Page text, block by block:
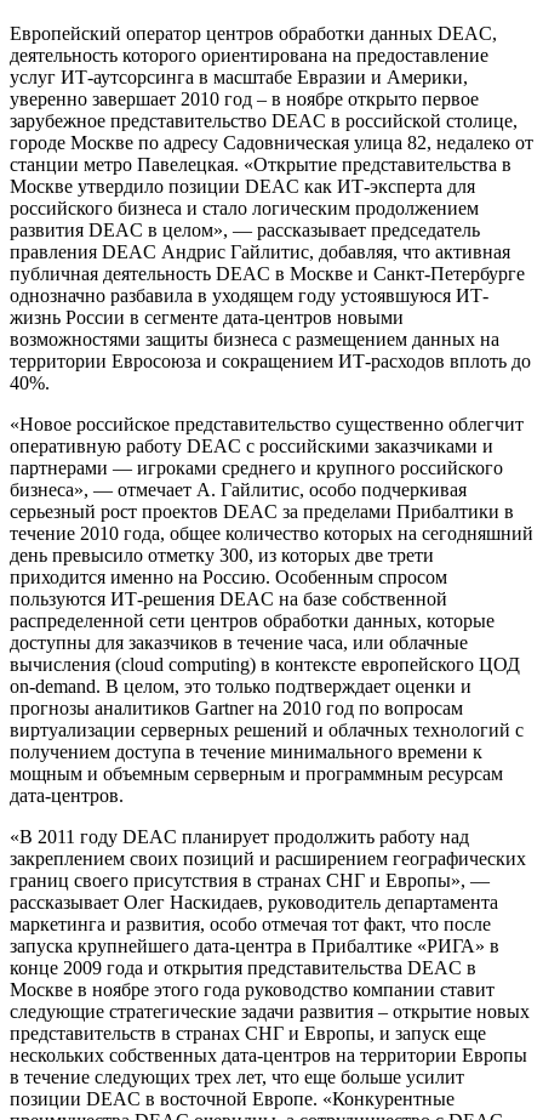
Европейский оператор центров обработки данных DEAC,
деятельность которого ориентирована на предоставление
услуг ИТ-аутсорсинга в масштабе Евразии и Америки,
уверенно завершает 2010 год – в ноябре открыто первое
зарубежное представительство DEAC в российской столице,
городе Москве по адресу Садовническая улица 82, недалеко от
станции метро Павелецкая. «Открытие представительства в
Москве утвердило позиции DEAC как ИТ-эксперта для
российского бизнеса и стало логическим продолжением
развития DEAC в целом», — рассказывает председатель
правления DEAC Андрис Гайлитис, добавляя, что активная
публичная деятельность DEAC в Москве и Санкт-Петербурге
однозначно разбавила в уходящем году устоявшуюся ИТ-
жизнь России в сегменте дата-центров новыми
возможностями защиты бизнеса с размещением данных на
территории Евросоюза и сокращением ИТ-расходов вплоть до
40%.
«Новое российское представительство существенно облегчит
оперативную работу DEAC с российскими заказчиками и
партнерами — игроками среднего и крупного российского
бизнеса», — отмечает А. Гайлитис, особо подчеркивая
серьезный рост проектов DEAC за пределами Прибалтики в
течение 2010 года, общее количество которых на сегодняшний
день превысило отметку 300, из которых две трети
приходится именно на Россию. Особенным спросом
пользуются ИТ-решения DEAC на базе собственной
распределенной сети центров обработки данных, которые
доступны для заказчиков в течение часа, или облачные
вычисления (cloud computing) в контексте европейского ЦОД
on-demand. В целом, это только подтверждает оценки и
прогнозы аналитиков Gartner на 2010 год по вопросам
виртуализации серверных решений и облачных технологий с
получением доступа в течение минимального времени к
мощным и объемным серверным и программным ресурсам
дата-центров.
«В 2011 году DEAC планирует продолжить работу над
закреплением своих позиций и расширением географических
границ своего присутствия в странах СНГ и Европы», —
рассказывает Олег Наскидаев, руководитель департамента
маркетинга и развития, особо отмечая тот факт, что после
запуска крупнейшего дата-центра в Прибалтике «РИГА» в
конце 2009 года и открытия представительства DEAC в
Москве в ноябре этого года руководство компании ставит
следующие стратегические задачи развития – открытие новых
представительств в странах СНГ и Европы, и запуск еще
нескольких собственных дата-центров на территории Европы
в течение следующих трех лет, что еще больше усилит
позиции DEAC в восточной Европе. «Конкурентные